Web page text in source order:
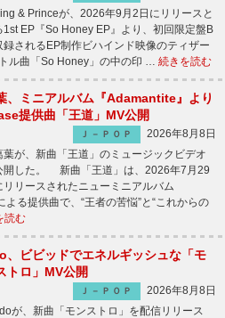
& Princeが、2026年9月2日にリリースと
1st EP『So Honey EP』より、初回限定盤B
録されるEP制作ビハインド映像のティザー
ル曲「So Honey」の中の印 … 続きを読む
、ミニアルバム『Adamantite』より
提供曲「王道」MV公開
Ｊ－ＰＯＰ
2026年8月8日
が、新曲「王道」のミュージックビデオ
開した。 新曲「王道」は、2026年7月29
リリースされたニューミニアルバム
る提供曲で、“王者の苦悩”と“これからの
読む
、ビビッドでエネルギッシュな「モ
トロ」MV公開
Ｊ－ＰＯＰ
2026年8月8日
が、新曲「モンストロ」を配信リリース